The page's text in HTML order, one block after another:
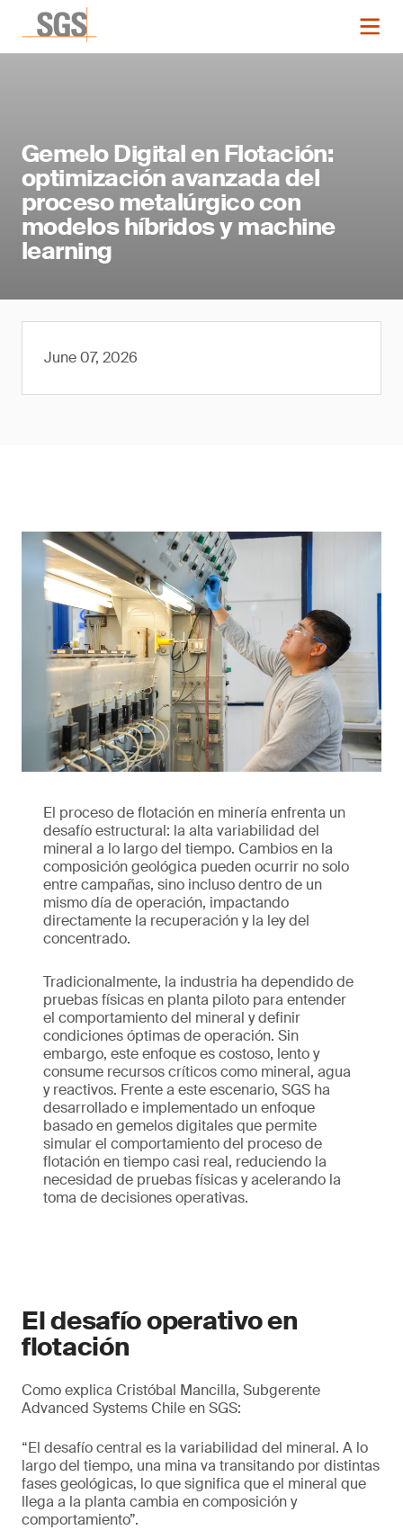
Gemelo Digital en Flotación:
optimización avanzada del
proceso metalúrgico con
modelos híbridos y machine
learning
June 07, 2026
El proceso de flotación en minería enfrenta un
desafío estructural: la alta variabilidad del
mineral a lo largo del tiempo. Cambios en la
composición geológica pueden ocurrir no solo
entre campañas, sino incluso dentro de un
mismo día de operación, impactando
directamente la recuperación y la ley del
concentrado.
Tradicionalmente, la industria ha dependido de
pruebas físicas en planta piloto para entender
el comportamiento del mineral y definir
condiciones óptimas de operación. Sin
embargo, este enfoque es costoso, lento y
consume recursos críticos como mineral, agua
y reactivos. Frente a este escenario, SGS ha
desarrollado e implementado un enfoque
basado en gemelos digitales que permite
simular el comportamiento del proceso de
flotación en tiempo casi real, reduciendo la
necesidad de pruebas físicas y acelerando la
toma de decisiones operativas.
El desafío operativo en
flotación
Como explica Cristóbal Mancilla, Subgerente
Advanced Systems Chile en SGS:
“El desafío central es la variabilidad del mineral. A lo
largo del tiempo, una mina va transitando por distintas
fases geológicas, lo que significa que el mineral que
llega a la planta cambia en composición y
comportamiento”.